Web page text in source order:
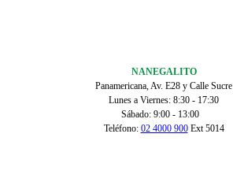
NANEGALITO
Panamericana, Av. E28 y Calle Sucre
Lunes a Viernes: 8:30 - 17:30
Sábado: 9:00 - 13:00
Teléfono: 02 4000 900Ext 5014